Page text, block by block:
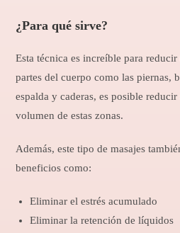
¿Para qué sirve?
Esta técnica es increíble para
partes del cuerpo como las piernas,
espalda y caderas, es posible
volumen de estas zonas.
Además, este tipo de masajes
beneficios como:
Eliminar el estrés acumulado
Eliminar la retención de líquidos